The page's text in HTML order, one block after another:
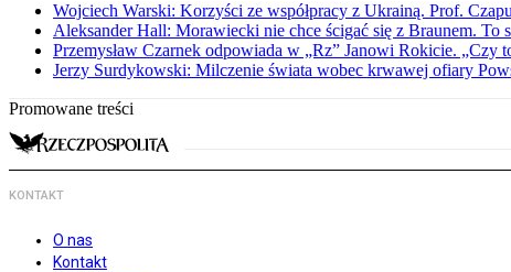
Wojciech Warski: Korzyści ze współpracy z Ukrainą. Prof.
Aleksander Hall: Morawiecki nie chce ścigać się z Braunem. To
Przemysław Czarnek odpowiada w „Rz” Janowi Rokicie. „Czy
Jerzy Surdykowski: Milczenie świata wobec krwawej ofiary
Promowane treści
KONTAKT
O nas
Kontakt